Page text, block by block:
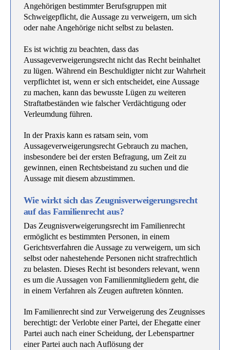
Angehörigen bestimmter Berufsgruppen mit
Schweigepflicht, die Aussage zu verweigern, um sich
oder nahe Angehörige nicht selbst zu belasten.
Es ist wichtig zu beachten, dass das
Aussageverweigerungsrecht nicht das Recht beinhaltet
zu lügen. Während ein Beschuldigter nicht zur Wahrheit
verpflichtet ist, wenn er sich entscheidet, eine Aussage
zu machen, kann das bewusste Lügen zu weiteren
Straftatbeständen wie falscher Verdächtigung oder
Verleumdung führen.
In der Praxis kann es ratsam sein, vom
Aussageverweigerungsrecht Gebrauch zu machen,
insbesondere bei der ersten Befragung, um Zeit zu
gewinnen, einen Rechtsbeistand zu suchen und die
Aussage mit diesem abzustimmen.
Wie wirkt sich das Zeugnisverweigerungsrecht
auf das Familienrecht aus?
Das Zeugnisverweigerungsrecht im Familienrecht
ermöglicht es bestimmten Personen, in einem
Gerichtsverfahren die Aussage zu verweigern, um sich
selbst oder nahestehende Personen nicht strafrechtlich
zu belasten. Dieses Recht ist besonders relevant, wenn
es um die Aussagen von Familienmitgliedern geht, die
in einem Verfahren als Zeugen auftreten könnten.
Im Familienrecht sind zur Verweigerung des Zeugnisses
berechtigt: der Verlobte einer Partei, der Ehegatte einer
Partei auch nach einer Scheidung, der Lebenspartner
einer Partei auch nach Auflösung der